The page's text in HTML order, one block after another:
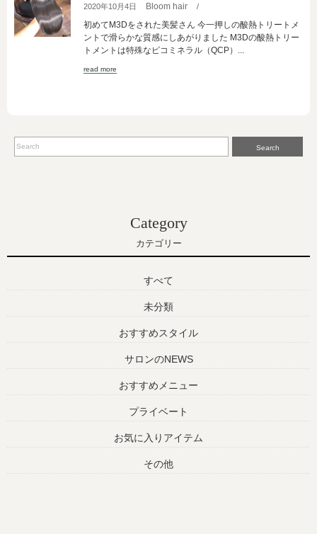
2020年10月4日 Bloom hair /
初めてM3Dをされた美髪さん 今一押しの酸熱トリートメ
ントで滑らかな質感にしあがりました M3Dの酸熱トリー
トメントは特殊なピコミネラル（QCP）...
read more
Search
Category
カテゴリー
すべて
未分類
おすすめスタイル
サロンのNEWS
おすすめメニュー
プライベート
お気に入りアイテム
その他